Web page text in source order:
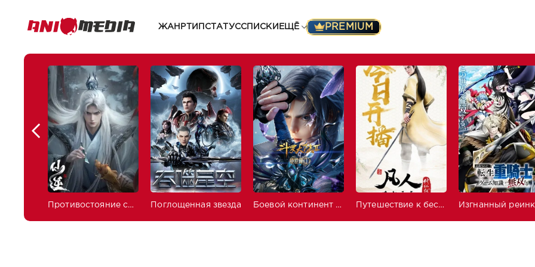
ЖАНРТИП СТАТУССПИСКИ ЕЩЁ PREMIUM
Противостояние святого Поглощенная звезда Боевой континент 2: Непревзойдённый клан Тан Путешествие к бессмертию